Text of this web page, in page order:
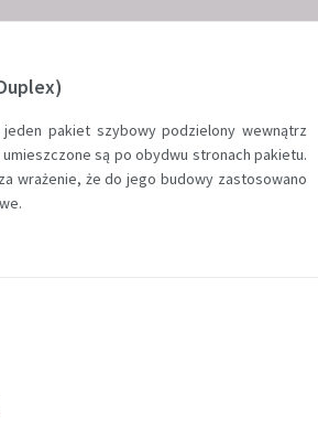
pakiet szybowy podzielony wewnątrz
są po obydwu stronach pakietu.
wrażenie, że do jego budowy zastosowano